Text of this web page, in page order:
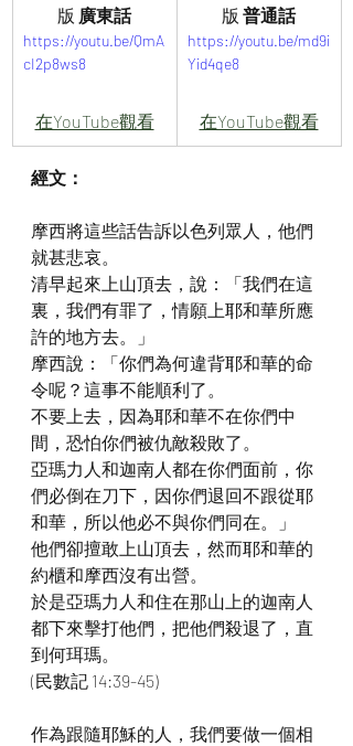
版 廣東話
https://youtu.be/QmA
cI2p8ws8
在YouTube觀看
版 普通話
https://youtu.be/md9i
Yid4qe8
在YouTube觀看
經文：
摩西將這些話告訴以色列眾人，他們
就甚悲哀。
清早起來上山頂去，說：「我們在這
裏，我們有罪了，情願上耶和華所應
許的地方去。」
摩西說：「你們為何違背耶和華的命
令呢？這事不能順利了。
不要上去，因為耶和華不在你們中
間，恐怕你們被仇敵殺敗了。
亞瑪力人和迦南人都在你們面前，你
們必倒在刀下，因你們退回不跟從耶
和華，所以他必不與你們同在。」
他們卻擅敢上山頂去，然而耶和華的
約櫃和摩西沒有出營。
於是亞瑪力人和住在那山上的迦南人
都下來擊打他們，把他們殺退了，直
到何珥瑪。
(民數記 14:39-45)
作為跟隨耶穌的人，我們要做一個相